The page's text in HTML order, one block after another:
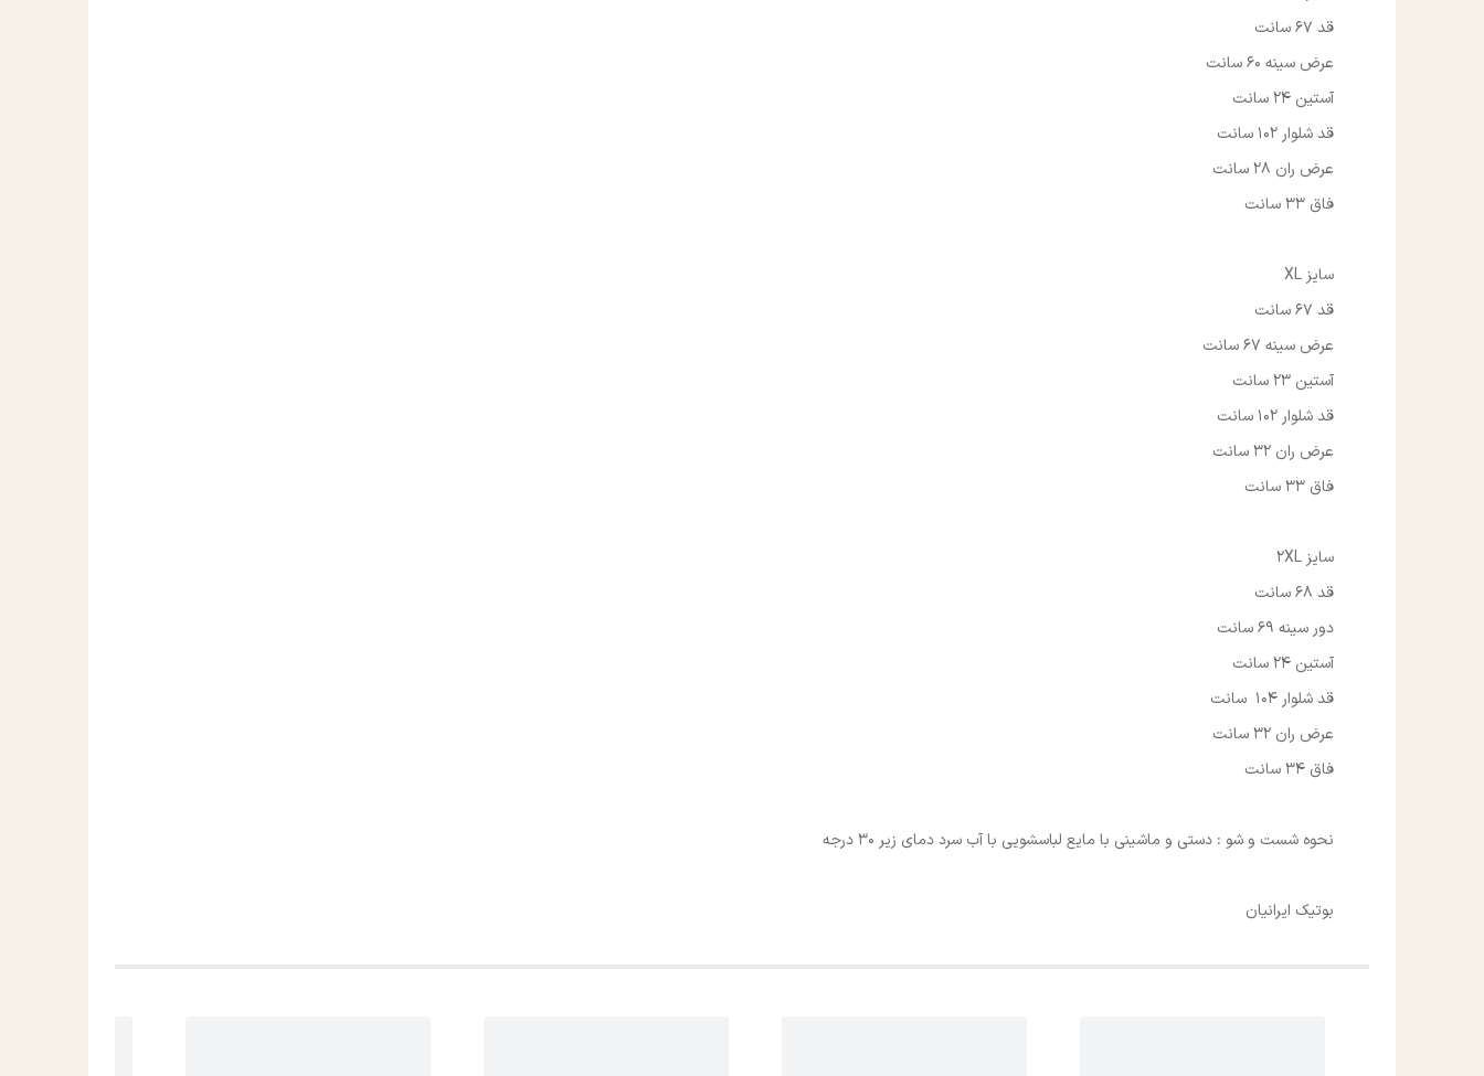
قد 67 سانت
عرض سینه 60 سانت
آستین 24 سانت
قد شلوار 102 سانت
عرض ران 28 سانت
فاق 33 سانت
سایز XL
قد 67 سانت
عرض سینه 67 سانت
آستین 23 سانت
قد شلوار 102 سانت
عرض ران 32 سانت
فاق 33 سانت
سایز 2XL
قد 68 سانت
دور سینه 69 سانت
آستین 24 سانت
قد شلوار 104 سانت
عرض ران 32 سانت
فاق 34 سانت
نحوه شست و شو : دستی و ماشینی با مایع لباسشویی با آب سرد دمای زیر 30 درجه
بوتیک ایرانیان